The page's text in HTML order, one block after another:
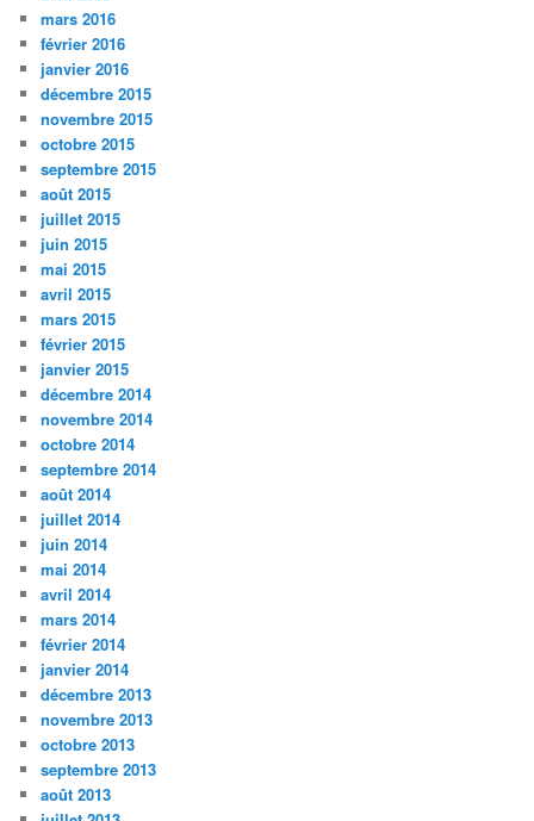
mars 2016
février 2016
janvier 2016
décembre 2015
novembre 2015
octobre 2015
septembre 2015
août 2015
juillet 2015
juin 2015
mai 2015
avril 2015
mars 2015
février 2015
janvier 2015
décembre 2014
novembre 2014
octobre 2014
septembre 2014
août 2014
juillet 2014
juin 2014
mai 2014
avril 2014
mars 2014
février 2014
janvier 2014
décembre 2013
novembre 2013
octobre 2013
septembre 2013
août 2013